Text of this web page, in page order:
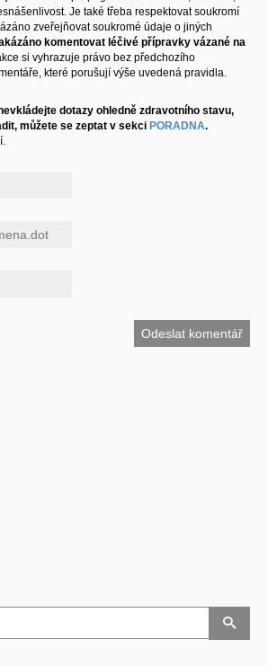
Je také třeba respektovat soukromí
zveřejňovat soukromé údaje o jiných
komentovat léčivé přípravky vázané na
si vyhrazuje právo bez předchozího
které porušují výše uvedená pravidla.
dotazy ohledně zdravotního stavu,
můžete se zeptat v sekci PORADNA.